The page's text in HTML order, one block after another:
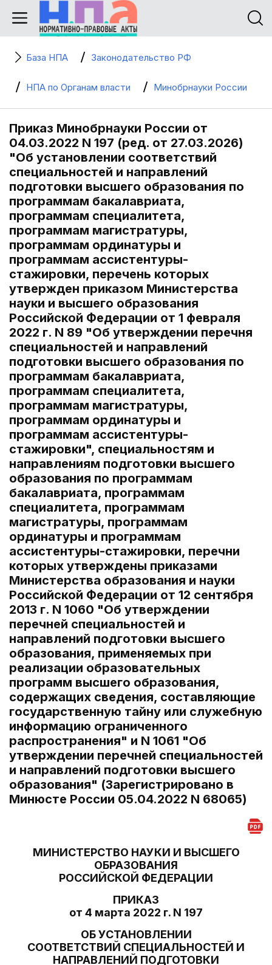
База НПА Законодательство РФ
НПА по Органам власти Минобрнауки России
Приказ Минобрнауки России от
04.03.2022 N 197 (ред. от 27.03.2026)
"Об установлении соответствий
специальностей и направлений
подготовки высшего образования по
программам бакалавриата,
программам специалитета,
программам магистратуры,
программам ординатуры и
программам ассистентуры-
стажировки, перечень которых
утвержден приказом Министерства
науки и высшего образования
Российской Федерации от 1 февраля
2022 г. N 89 "Об утверждении перечня
специальностей и направлений
подготовки высшего образования по
программам бакалавриата,
программам специалитета,
программам магистратуры,
программам ординатуры и
программам ассистентуры-
стажировки", специальностям и
направлениям подготовки высшего
образования по программам
бакалавриата, программам
специалитета, программам
магистратуры, программам
ординатуры и программам
ассистентуры-стажировки, перечни
которых утверждены приказами
Министерства образования и науки
Российской Федерации от 12 сентября
2013 г. N 1060 "Об утверждении
перечней специальностей и
направлений подготовки высшего
образования, применяемых при
реализации образовательных
программ высшего образования,
содержащих сведения, составляющие
государственную тайну или служебную
информацию ограниченного
распространения" и N 1061 "Об
утверждении перечней специальностей
и направлений подготовки высшего
образования" (Зарегистрировано в
Минюсте России 05.04.2022 N 68065)
МИНИСТЕРСТВО НАУКИ И ВЫСШЕГО
ОБРАЗОВАНИЯ
РОССИЙСКОЙ ФЕДЕРАЦИИ
ПРИКАЗ
от 4 марта 2022 г. N 197
ОБ УСТАНОВЛЕНИИ
СООТВЕТСТВИЙ СПЕЦИАЛЬНОСТЕЙ И
НАПРАВЛЕНИЙ ПОДГОТОВКИ